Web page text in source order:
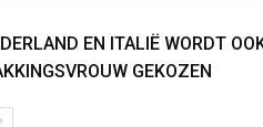
EN ITALIË WORDT
GEKOZEN